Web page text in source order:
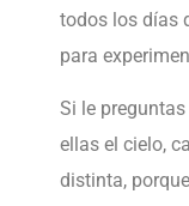
todos los días
para
Si le
ellas el cielo,
distinta,